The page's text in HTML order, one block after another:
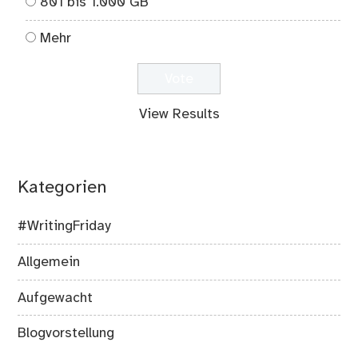
Mehr
View Results
Kategorien
#WritingFriday
Allgemein
Aufgewacht
Blogvorstellung